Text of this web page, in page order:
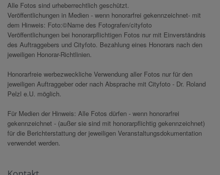
Alle Fotos sind urheberrechtlich geschützt.
Veröffentlichungen in Medien - wenn honorarfrei gekennzeichnet- mit
dem Hinweis: Foto:©Name des Fotografen/cityfoto
Veröffentlichungen bei honorarpflichtigen Fotos nur mit Einverständnis
des Auftraggebers und Cityfoto. Bezahlung eines Honorars nach den
jeweiligen Honorar-Richtlinien.
Honorarfreie werbezweckliche Verwendung aller Fotos nur für den
jeweiligen Auftraggeber oder nach Absprache mit Cityfoto - Dr. Roland
Pelzl e.U. möglich.
Für Medien der Hinweis: Alle Fotos dürfen - wenn honorarfrei
gekennzeichnet - (außer sie sind mit honorarpflichtig gekennzeichnet)
für die Berichterstattung der jeweiligen Veranstaltungsdokumentation
verwendet werden.